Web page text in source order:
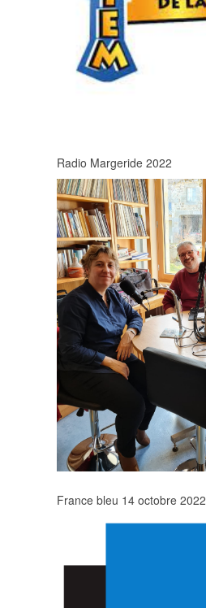
Radio Margeride 2022
France bleu 14 octobre 2022